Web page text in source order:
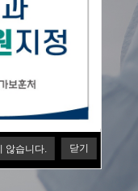
않습니다. 닫기
과가
.
선으로 합니다